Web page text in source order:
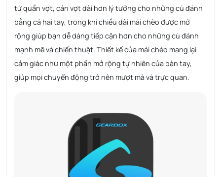
từ quần vợt, cán vợt dài hơn lý tưởng cho những cú đánh
bằng cả hai tay, trong khi chiều dài mái chèo được mở
rộng giúp bạn dễ dàng tiếp cận hơn cho những cú đánh
mạnh mẽ và chiến thuật. Thiết kế của mái chèo mang lại
cảm giác như một phần mở rộng tự nhiên của bàn tay,
giúp mọi chuyển động trở nên mượt mà và trực quan.